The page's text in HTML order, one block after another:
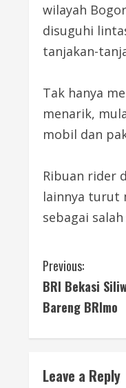
wilayah
disuguhi
tanjakan-
Tak hanya
menarik,
mobil dan
Ribuan rider
lainnya turut
sebagai
C
o
Previous:
BRI Bekasi
Bareng BRImo
Leave a Reply